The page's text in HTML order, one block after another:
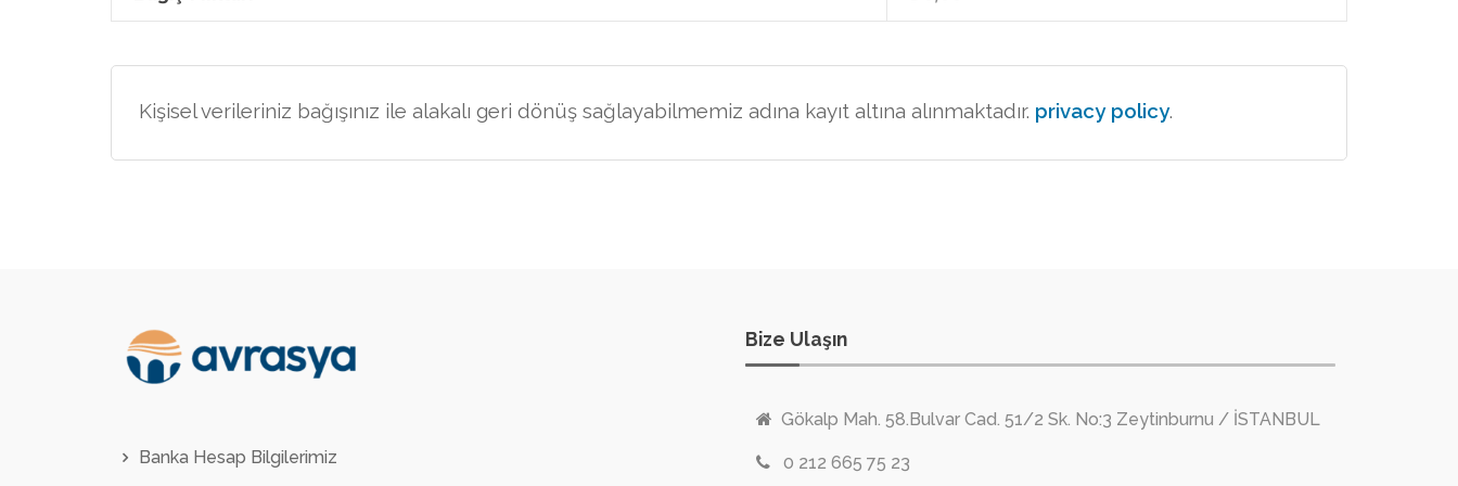
Kişisel verileriniz bağışınız ile alakalı geri dönüş sağlayabilmemiz adına kayıt altına alınmaktadır. privacy policy.
Banka Hesap Bilgilerimiz
Bize Ulaşın
Gökalp Mah. 58.Bulvar Cad. 51/2 Sk. No:3 Zeytinburnu / İSTANBUL
0 212 665 75 23